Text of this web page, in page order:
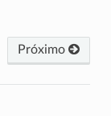
Próximo